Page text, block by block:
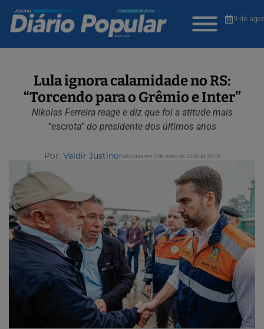
9 de
Lula ignora calamidade no RS:
“Torcendo para o Grêmio e Inter”
Nikolas Ferreira reage e diz que foi a atitude mais
“escrota” do presidente dos últimos anos
Por: Valdir JustinoPublicada em 3 de maio de 2024 às 10:19